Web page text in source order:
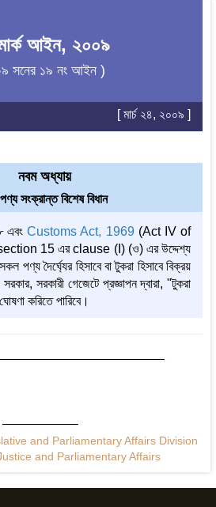
আইন, ২০০৯
সনের ১৯ নং আইন )
[ মার্চ ২৪, ২০০৯ ]
নবম অধ্যায়
পণ্য সংক্রান্ত বিশেষ বিধান
এবংCustoms Act, 1969 (Act IV of
15 এর clause (I) (ও) এর উদ্দেশ্য
পণ্য দৈর্ঘ্যের হিসাবে বা টুকরা হিসাবে বিক্রয়
সরকারী গেজেটে প্রজ্ঞাপন দ্বারা, "টুকরা
করিতে পারিবে।
and Parliamentary Affairs Division
and Parliamentary Affairs